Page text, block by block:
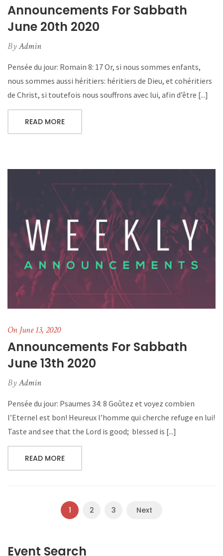
Announcements For Sabbath
June 20th 2020
ByAdmin
Pensée du jour: Romain 8: 17 Or, si nous sommes enfants,
nous sommes aussi héritiers: héritiers de Dieu, et cohéritiers
de Christ, si toutefois nous souffrons avec lui, afin d’être [...]
READ MORE
On June 13, 2020
Announcements For Sabbath
June 13th 2020
ByAdmin
Pensée du jour: Psaumes 34: 8 Goûtez et voyez combien
l’Eternel est bon! Heureux l’homme qui cherche refuge en lui!
Taste and see that the Lord is good; blessed is [...]
READ MORE
1 2 3 Next
Event Search